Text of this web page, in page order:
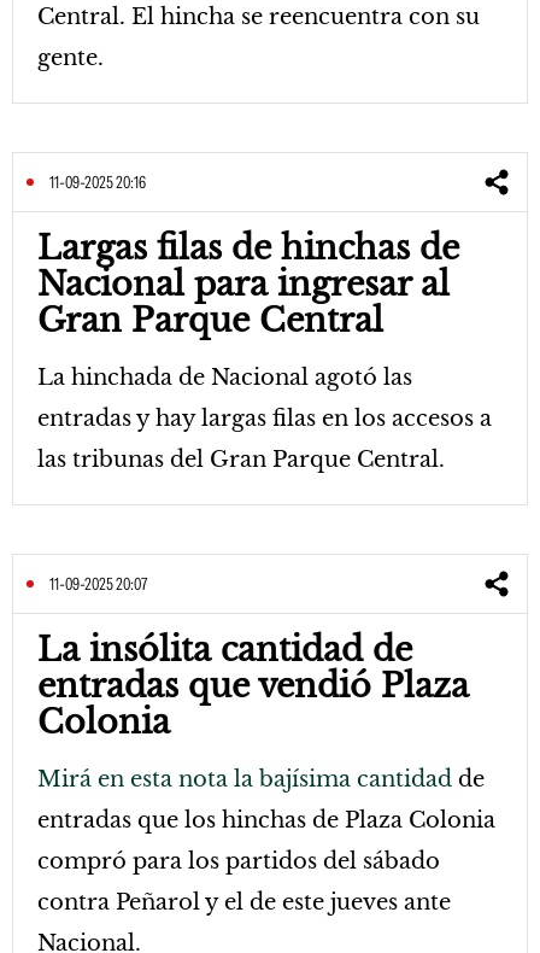
Central. El hincha se reencuentra con su
gente.
11-09-2025 20:16
Largas filas de hinchas de
Nacional para ingresar al
Gran Parque Central
La hinchada de Nacional agotó las
entradas y hay largas filas en los accesos a
las tribunas del Gran Parque Central.
11-09-2025 20:07
La insólita cantidad de
entradas que vendió Plaza
Colonia
Mirá en esta nota la bajísima cantidad de
entradas que los hinchas de Plaza Colonia
compró para los partidos del sábado
contra Peñarol y el de este jueves ante
Nacional.